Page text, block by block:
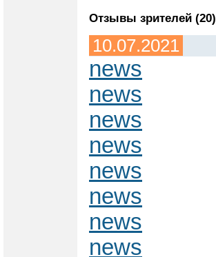
Отзывы зрителей (20)
10.07.2021
news
news
news
news
news
news
news
news